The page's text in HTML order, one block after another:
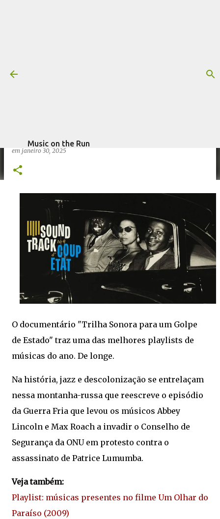
Music on the Run
Playlist: músicas presentes no
em janeiro 30, 2025
O documentário "Trilha Sonora para um Golpe
de Estado" traz uma das melhores playlists de
músicas do ano. De longe.
Na história, jazz e descolonização se entrelaçam
nessa montanha-russa que reescreve o episódio
da Guerra Fria que levou os músicos Abbey
Lincoln e Max Roach a invadir o Conselho de
Segurança da ONU em protesto contra o
assassinato de Patrice Lumumba.
Veja também:
Playlist: músicas presentes no filme Um Olhar do
Paraíso (2009)